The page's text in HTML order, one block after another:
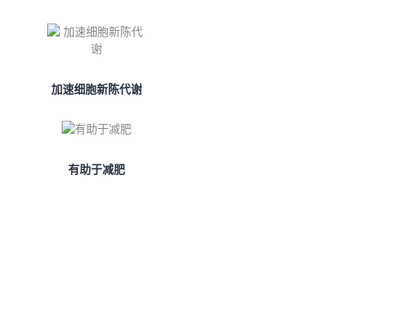
加速细胞新陈代谢
有助于减肥